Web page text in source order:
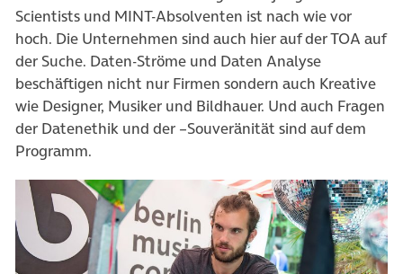
Scientists und MINT-Absolventen ist nach wie vor
hoch. Die Unternehmen sind auch hier auf der TOA auf
der Suche. Daten-Ströme und Daten Analyse
beschäftigen nicht nur Firmen sondern auch Kreative
wie Designer, Musiker und Bildhauer. Und auch Fragen
der Datenethik und der –Souveränität sind auf dem
Programm.